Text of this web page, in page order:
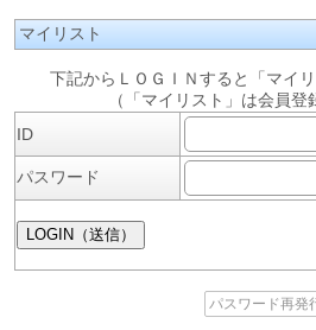
マイリスト
下記からＬＯＧＩＮすると「マイ
（「マイリスト」は会員登
ID
パスワード
パスワード再発